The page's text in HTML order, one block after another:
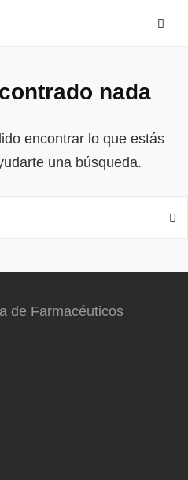
nada
encontrar lo que estás
una búsqueda.
de Farmacéuticos